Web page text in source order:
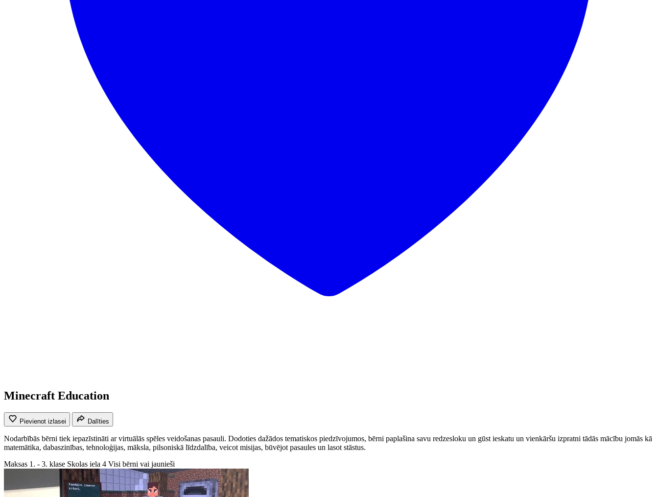
Minecraft Education
Pievienot izlasei Dalīties
Nodarbībās bērni tiek iepazīstināti ar virtuālās spēles veidošanas pasauli. Dodoties dažādos tematiskos piedzīvojumos, bērni paplašina savu redzesloku un gūst ieskatu un vienkāršu izpratni tādās mācību jomās kā
matemātika, dabaszinības, tehnoloģijas, māksla, pilsoniskā līdzdalība, veicot misijas, būvējot pasaules un lasot stāstus.
Maksas 1. - 3. klase Skolas iela 4 Visi bērni vai jaunieši